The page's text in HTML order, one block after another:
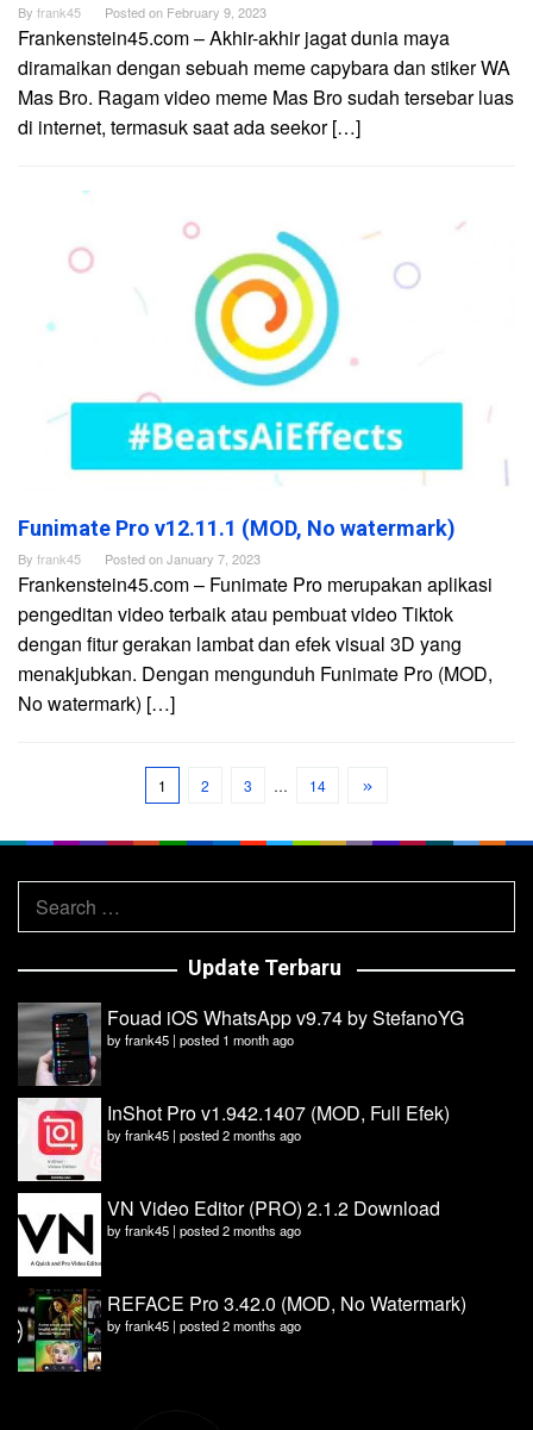
By frank45 Posted on February 9, 2023
Frankenstein45.com – Akhir-akhir jagat dunia maya
diramaikan dengan sebuah meme capybara dan stiker WA
Mas Bro. Ragam video meme Mas Bro sudah tersebar luas
di internet, termasuk saat ada seekor […]
Funimate Pro v12.11.1 (MOD, No watermark)
By frank45 Posted onJanuary 7, 2023
Frankenstein45.com – Funimate Pro merupakan aplikasi
pengeditan video terbaik atau pembuat video Tiktok
dengan fitur gerakan lambat dan efek visual 3D yang
menakjubkan. Dengan mengunduh Funimate Pro (MOD,
No watermark) […]
1 2 3 … 14
Search
for:
Update Terbaru
Fouad iOS WhatsApp v9.74 by StefanoYG
byfrank45 | posted 1 month ago
InShot Pro v1.942.1407 (MOD, Full Efek)
byfrank45 | posted 2 months ago
VN Video Editor (PRO) 2.1.2 Download
byfrank45 | posted 2 months ago
REFACE Pro 3.42.0 (MOD, No Watermark)
byfrank45 | posted 2 months ago